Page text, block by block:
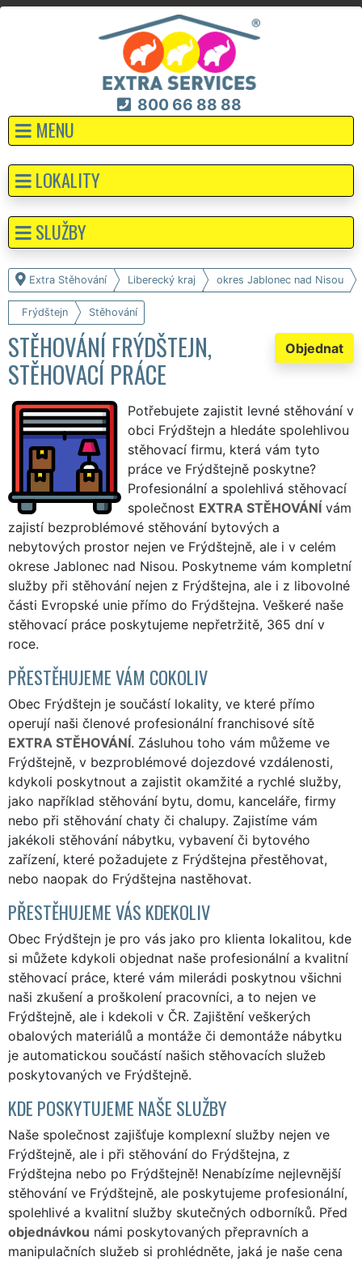
800 66 88 88
MENU
Extra Stěhování Liberecký kraj okres Jablonec nad Nisou
Frýdštejn Stěhování
Objednat
STĚHOVÁNÍ FRÝDŠTEJN,
STĚHOVACÍ PRÁCE
Potřebujete zajistit levné stěhování v
obci Frýdštejn a hledáte spolehlivou
stěhovací firmu, která vám tyto
práce ve Frýdštejně poskytne?
Profesionální a spolehlivá stěhovací
společnost EXTRA STĚHOVÁNÍ vám
zajistí bezproblémové stěhování bytových a
nebytových prostor nejen ve Frýdštejně, ale i v celém
okrese Jablonec nad Nisou. Poskytneme vám kompletní
služby při stěhování nejen z Frýdštejna, ale i z libovolné
části Evropské unie přímo do Frýdštejna. Veškeré naše
stěhovací práce poskytujeme nepřetržitě, 365 dní v
roce.
PŘESTĚHUJEME VÁM COKOLIV
Obec Frýdštejn je součástí lokality, ve které přímo
operují naši členové profesionální franchisové sítě
EXTRA STĚHOVÁNÍ. Zásluhou toho vám můžeme ve
Frýdštejně, v bezproblémové dojezdové vzdálenosti,
kdykoli poskytnout a zajistit okamžité a rychlé služby,
jako například stěhování bytu, domu, kanceláře, firmy
nebo při stěhování chaty či chalupy. Zajistíme vám
jakékoli stěhování nábytku, vybavení či bytového
zařízení, které požadujete z Frýdštejna přestěhovat,
nebo naopak do Frýdštejna nastěhovat.
PŘESTĚHUJEME VÁS KDEKOLIV
Obec Frýdštejn je pro vás jako pro klienta lokalitou, kde
si můžete kdykoli objednat naše profesionální a kvalitní
stěhovací práce, které vám milerádi poskytnou všichni
naši zkušení a proškolení pracovníci, a to nejen ve
Frýdštejně, ale i kdekoli v ČR. Zajištění veškerých
obalových materiálů a montáže či demontáže nábytku
je automatickou součástí našich stěhovacích služeb
poskytovaných ve Frýdštejně.
KDE POSKYTUJEME NAŠE SLUŽBY
Naše společnost zajišťuje komplexní služby nejen ve
Frýdštejně, ale i při stěhování do Frýdštejna, z
Frýdštejna nebo po Frýdštejně! Nenabízíme nejlevnější
stěhování ve Frýdštejně, ale poskytujeme profesionální,
spolehlivé a kvalitní služby skutečných odborníků. Před
objednávkou námi poskytovaných přepravních a
manipulačních služeb si prohlédněte, jaká je naše cena
LOKALITY
SLUŽBY